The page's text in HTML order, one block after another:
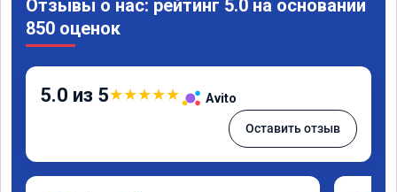
Отзывы о нас: рейтинг 5.0 на основании
850 оценок
5.0 из 5★★★★★ Avito
Оставить отзыв